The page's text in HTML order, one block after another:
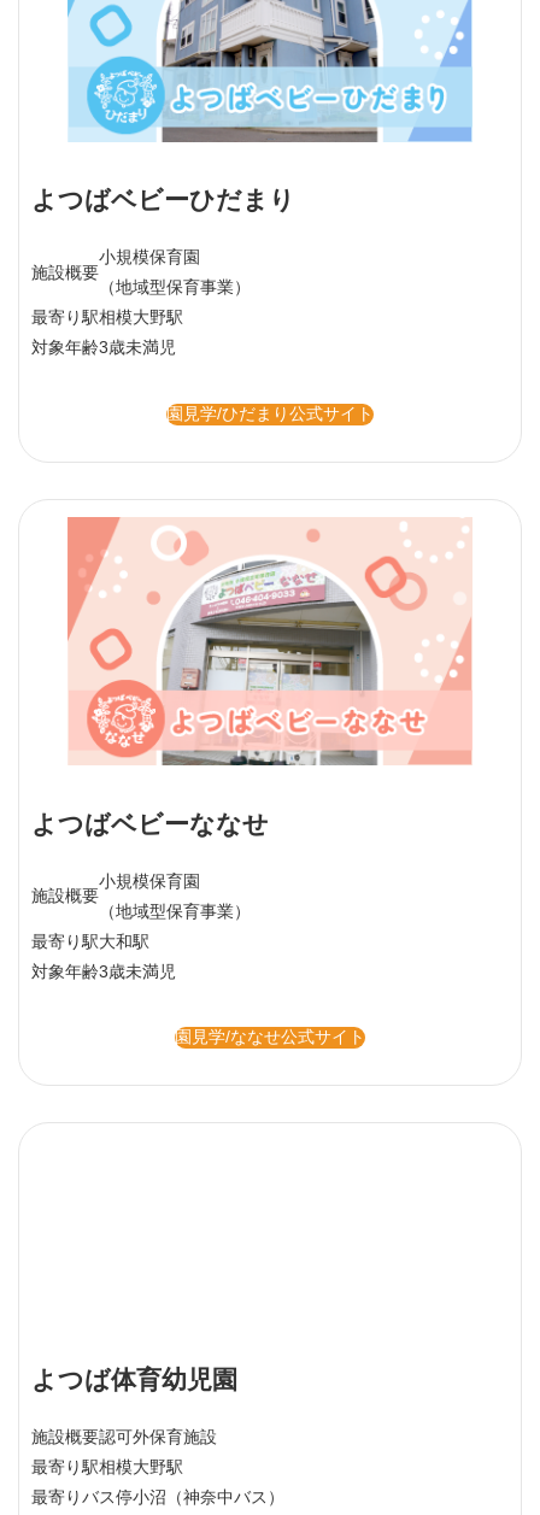
よつばベビーひだまり
施設概要
小規模保育園
（地域型保育事業）
最寄り駅相模大野駅
対象年齢3歳未満児
園見学/ひだまり公式サイト
よつばベビーななせ
施設概要
小規模保育園
（地域型保育事業）
最寄り駅大和駅
対象年齢3歳未満児
園見学/ななせ公式サイト
よつば体育幼児園
施設概要認可外保育施設
最寄り駅相模大野駅
最寄りバス停小沼（神奈中バス）